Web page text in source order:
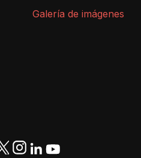
Galería de imágenes